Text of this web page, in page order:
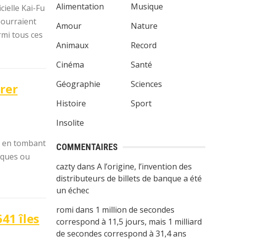
Kai-Fu
tous ces
en tombant
ou
îles
Alimentation
Amour
Animaux
Cinéma
Géographie
Histoire
Insolite
Musique
Nature
Record
Santé
Sciences
Sport
COMMENTAIRES
caztydans A l’origine, l’invention des
distributeurs de billets de banque a été
un échec
romi dans 1 million de secondes
correspond à 11,5 jours, mais 1 milliard
de secondes correspond à 31,4 ans
sur Android